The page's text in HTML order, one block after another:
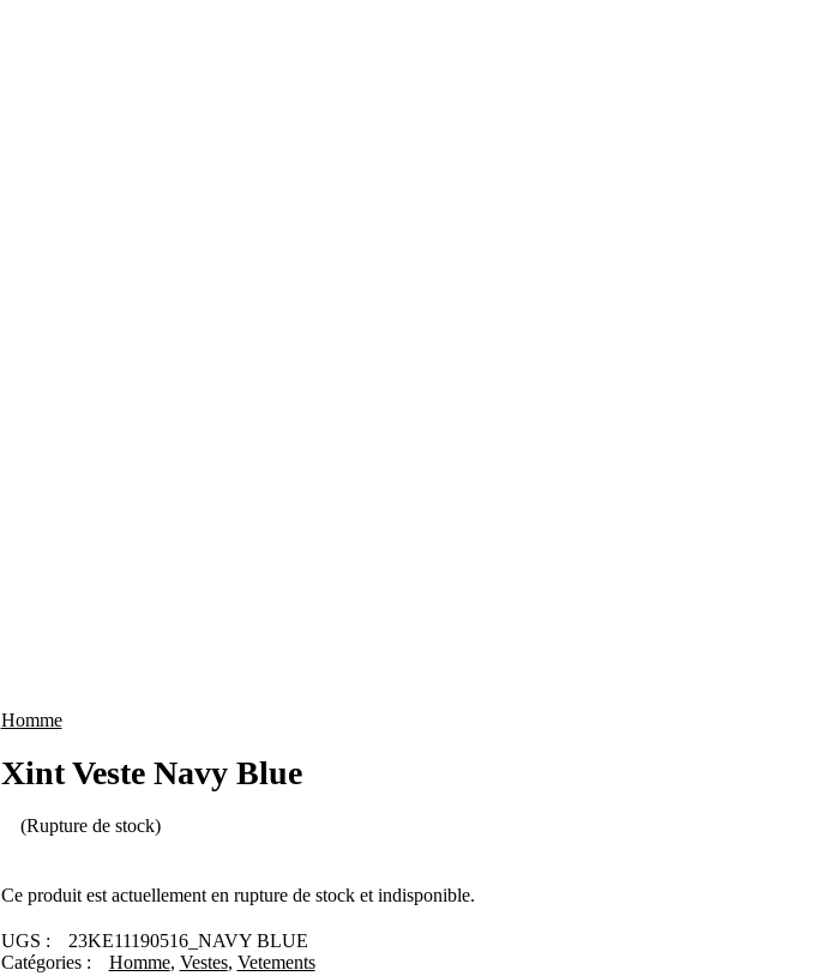
Homme
Xint Veste Navy Blue
(Rupture de stock)
Ce produit est actuellement en rupture de stock et indisponible.
UGS :
23KE11190516_NAVY BLUE
Catégories :
Homme, Vestes, Vetements